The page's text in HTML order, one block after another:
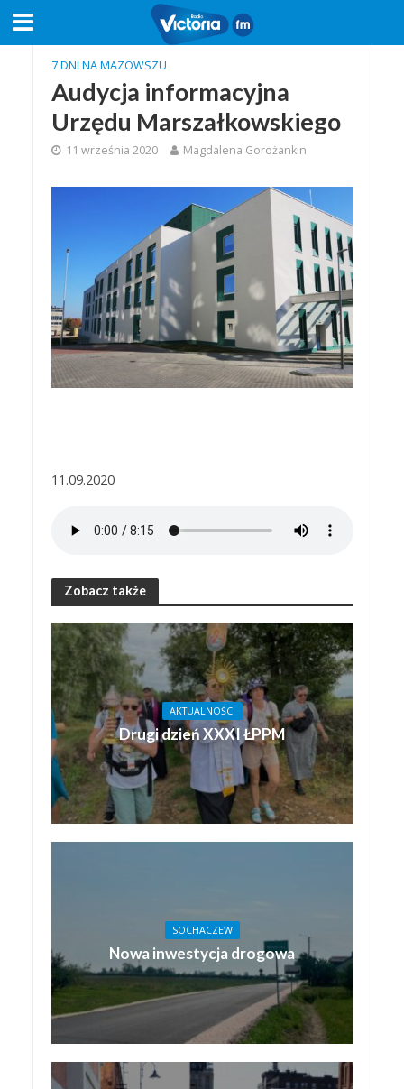
7 DNI NA MAZOWSZU
Audycja informacyjna
Urzędu Marszałkowskiego
11 września 2020 Magdalena Gorożankin
11.09.2020
Zobacz także
AKTUALNOŚCI
Drugi dzień XXXI ŁPPM
SOCHACZEW
Nowa inwestycja drogowa